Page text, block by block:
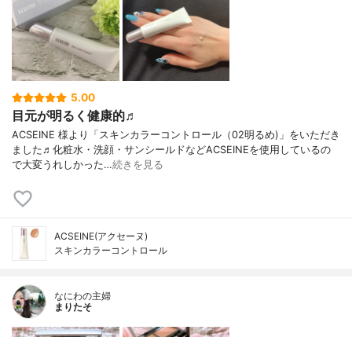
5.00
目元が明るく健康的♬
ACSEINE 様より「スキンカラーコントロール（02明るめ)」をいただき
ました♬化粧水・洗顔・サンシールドなどACSEINEを使用しているの
で大変うれしかった…続きを見る
ACSEINE(アクセーヌ)
スキンカラーコントロール
なにわの主婦
まりたそ